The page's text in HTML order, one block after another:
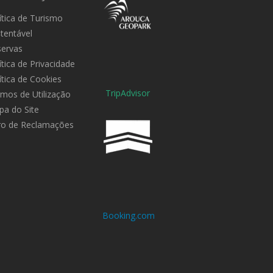
de Turismo
de Privacidade
de Cookies
de Utilização
do Site
de Reclamações
TripAdvisor
Booking.com